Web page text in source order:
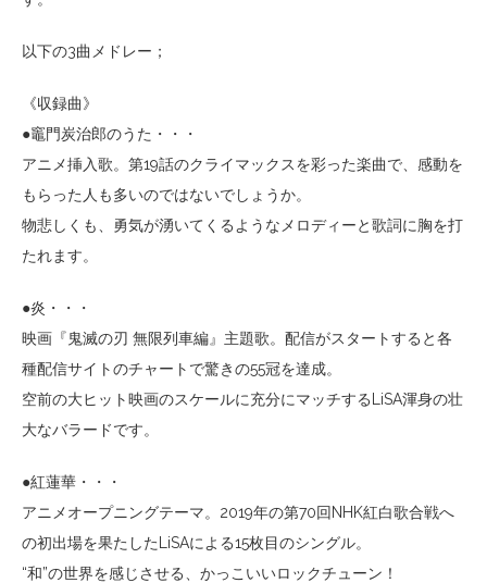
以下の3曲メドレー；
《収録曲》
●竈門炭治郎のうた・・・
アニメ挿入歌。第19話のクライマックスを彩った楽曲で、感動を
もらった人も多いのではないでしょうか。
物悲しくも、勇気が湧いてくるようなメロディーと歌詞に胸を打
たれます。
●炎・・・
映画『鬼滅の刃 無限列車編』主題歌。配信がスタートすると各
種配信サイトのチャートで驚きの55冠を達成。
空前の大ヒット映画のスケールに充分にマッチするLiSA渾身の壮
大なバラードです。
●紅蓮華・・・
アニメオープニングテーマ。2019年の第70回NHK紅白歌合戦へ
の初出場を果たしたLiSAによる15枚目のシングル。
“和”の世界を感じさせる、かっこいいロックチューン！